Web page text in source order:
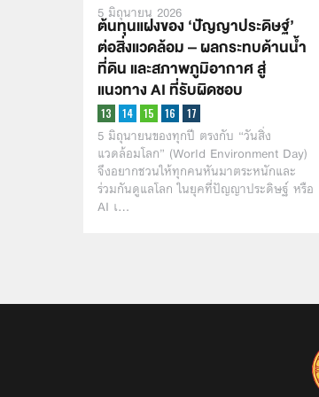
5 มิถุนายน 2026
ต้นทุนแฝงของ ‘ปัญญาประดิษฐ์’
ต่อสิ่งแวดล้อม – ผลกระทบด้านน้ำ
ที่ดิน และสภาพภูมิอากาศ สู่
แนวทาง AI ที่รับผิดชอบ
5 มิถุนายนของทุกปี ตรงกับ “วันสิ่ง
แวดล้อมโลก” (World Environment Day)
จึงอยากชวนให้ทุกคนหันมาตระหนักและ
ร่วมกันดูแลโลก ในยุคที่ปัญญาประดิษฐ์ หรือ
AI เ…